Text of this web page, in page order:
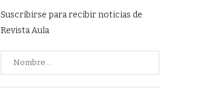
Suscribirse para recibir noticias de
Revista Aula